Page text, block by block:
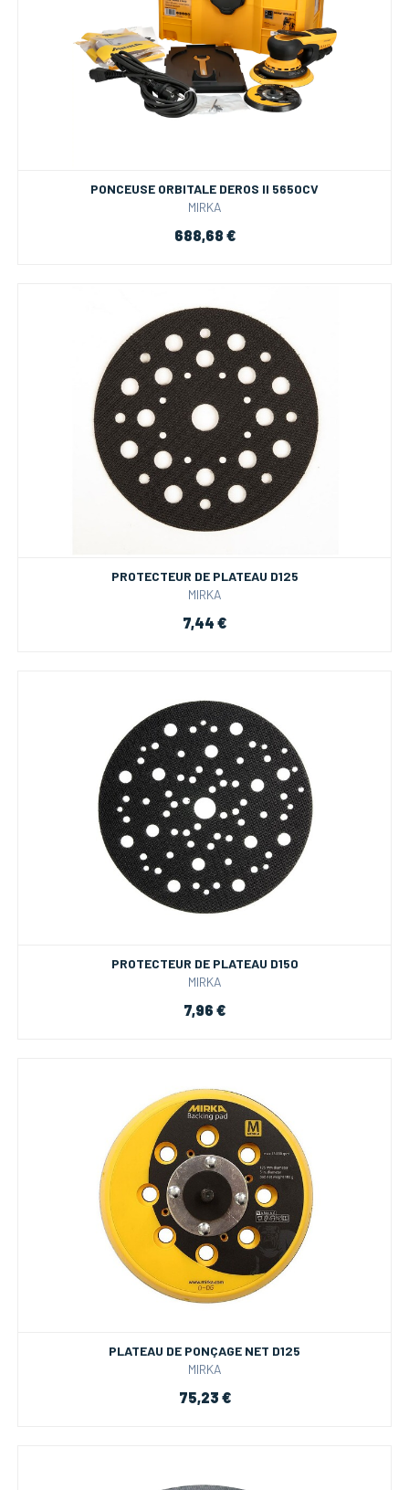
PONCEUSE ORBITALE DEROS II 5650CV
MIRKA
688,68 €
PROTECTEUR DE PLATEAU D125
MIRKA
7,44 €
PROTECTEUR DE PLATEAU D150
MIRKA
7,96 €
PLATEAU DE PONÇAGE NET D125
MIRKA
75,23 €